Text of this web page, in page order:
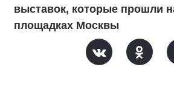
выставок, которые прошли
площадках Москвы